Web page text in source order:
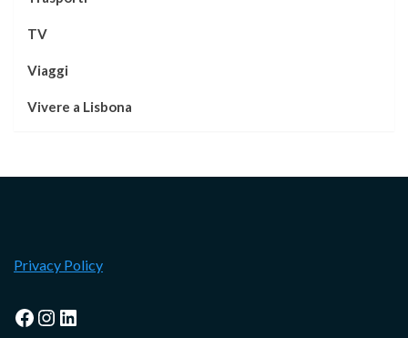
TV
Viaggi
Vivere a Lisbona
Privacy Policy
Facebook
Instagram
LinkedIn